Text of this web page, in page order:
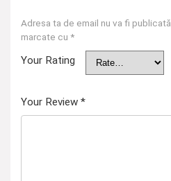
Adresa ta de email nu va fi publicată.
marcate cu *
Your Rating
Your Review *